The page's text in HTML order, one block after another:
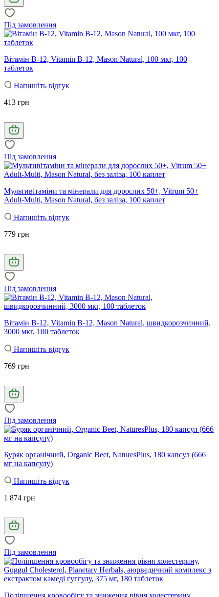
Під замовлення
Вітамін B-12, Vitamin B-12, Mason Natural, 100 мкг, 100
таблеток
Напишіть відгук
413 грн
Під замовлення
Мультивітаміни та мінерали для дорослих 50+, Vitrum 50+
Adult-Multi, Mason Natural, без заліза, 100 каплет
Напишіть відгук
779 грн
Під замовлення
Вітамін B-12, Vitamin B-12, Mason Natural, швидкорозчинний,
3000 мкг, 100 таблеток
Напишіть відгук
769 грн
Під замовлення
Буряк органічний, Organic Beet, NaturesPlus, 180 капсул (666
мг на капсулу)
Напишіть відгук
1 874 грн
Під замовлення
Поліпшення кровообігу та зниження рівня холестерину,